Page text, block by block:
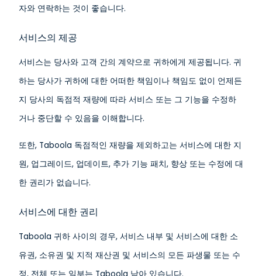
자와 연락하는 것이 좋습니다.
서비스의 제공
서비스는 당사와 고객 간의 계약으로 귀하에게 제공됩니다. 귀
하는 당사가 귀하에 대한 어떠한 책임이나 책임도 없이 언제든
지 당사의 독점적 재량에 따라 서비스 또는 그 기능을 수정하
거나 중단할 수 있음을 이해합니다.
또한, Taboola 독점적인 재량을 제외하고는 서비스에 대한 지
원, 업그레이드, 업데이트, 추가 기능 패치, 향상 또는 수정에 대
한 권리가 없습니다.
서비스에 대한 권리
Taboola 귀하 사이의 경우, 서비스 내부 및 서비스에 대한 소
유권, 소유권 및 지적 재산권 및 서비스의 모든 파생물 또는 수